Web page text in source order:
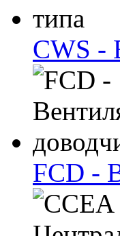
CWS -
FCD -